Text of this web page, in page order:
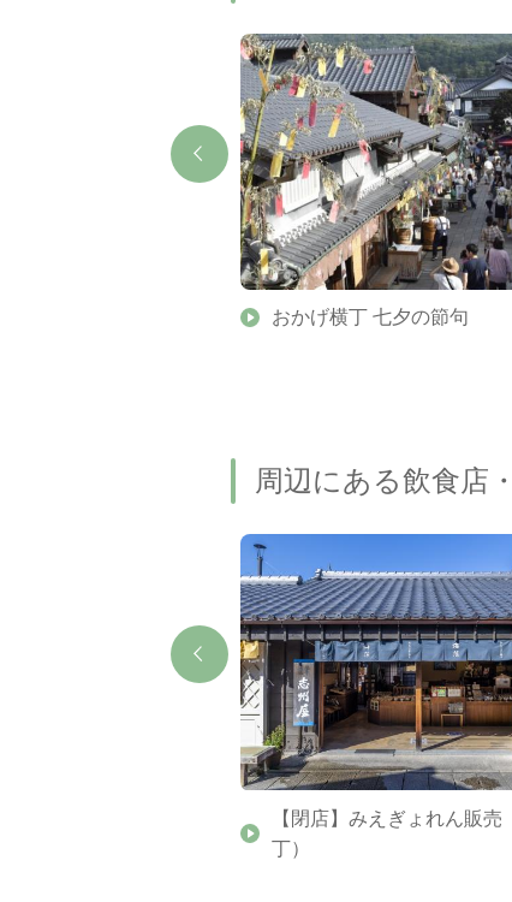
おかげ横丁 七夕の節句
周辺にある飲食店
【閉店】みえぎょれん販売
丁）